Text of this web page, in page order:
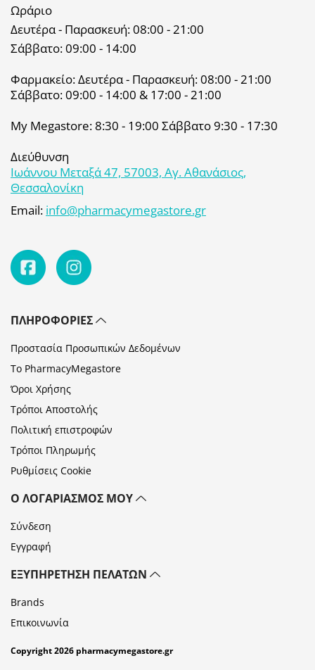
Ωράριο
Δευτέρα - Παρασκευή: 08:00 - 21:00
Σάββατο: 09:00 - 14:00
Φαρμακείο: Δευτέρα - Παρασκευή: 08:00 - 21:00
Σάββατο: 09:00 - 14:00 & 17:00 - 21:00
My Megastore: 8:30 - 19:00 Σάββατο 9:30 - 17:30
Διεύθυνση
Ιωάννου Μεταξά 47, 57003, Αγ. Αθανάσιος,
Θεσσαλονίκη
Email: info@pharmacymegastore.gr
ΠΛΗΡΟΦΟΡΊΕΣ
Προστασία Προσωπικών Δεδομένων
Το PharmacyMegastore
Όροι Χρήσης
Τρόποι Αποστολής
Πολιτική επιστροφών
Τρόποι Πληρωμής
Ρυθμίσεις Cookie
Ο ΛΟΓΑΡΙΑΣΜΌΣ ΜΟΥ
Σύνδεση
Εγγραφή
ΕΞΥΠΗΡΈΤΗΣΗ ΠΕΛΑΤΏΝ
Brands
Επικοινωνία
Copyright 2026 pharmacymegastore.gr